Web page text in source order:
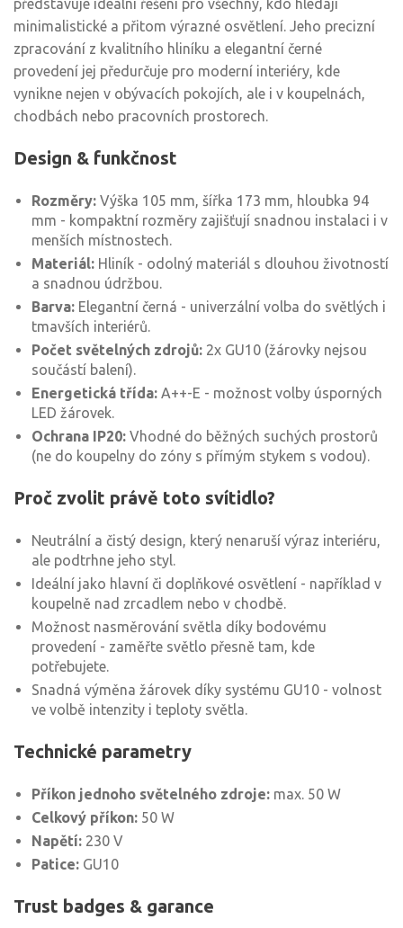
představuje ideální řešení pro všechny, kdo hledají
minimalistické a přitom výrazné osvětlení. Jeho precizní
zpracování z kvalitního hliníku a elegantní černé
provedení jej předurčuje pro moderní interiéry, kde
vynikne nejen v obývacích pokojích, ale i v koupelnách,
chodbách nebo pracovních prostorech.
Design & funkčnost
Rozměry: Výška 105 mm, šířka 173 mm, hloubka 94
mm - kompaktní rozměry zajišťují snadnou instalaci i v
menších místnostech.
Materiál: Hliník - odolný materiál s dlouhou životností
a snadnou údržbou.
Barva: Elegantní černá - univerzální volba do světlých i
tmavších interiérů.
Počet světelných zdrojů: 2x GU10 (žárovky nejsou
součástí balení).
Energetická třída: A++-E - možnost volby úsporných
LED žárovek.
Ochrana IP20: Vhodné do běžných suchých prostorů
(ne do koupelny do zóny s přímým stykem s vodou).
Proč zvolit právě toto svítidlo?
Neutrální a čistý design, který nenaruší výraz interiéru,
ale podtrhne jeho styl.
Ideální jako hlavní či doplňkové osvětlení - například v
koupelně nad zrcadlem nebo v chodbě.
Možnost nasměrování světla díky bodovému
provedení - zaměřte světlo přesně tam, kde
potřebujete.
Snadná výměna žárovek díky systému GU10 - volnost
ve volbě intenzity i teploty světla.
Technické parametry
Příkon jednoho světelného zdroje: max. 50 W
Celkový příkon: 50 W
Napětí: 230 V
Patice: GU10
Trust badges & garance